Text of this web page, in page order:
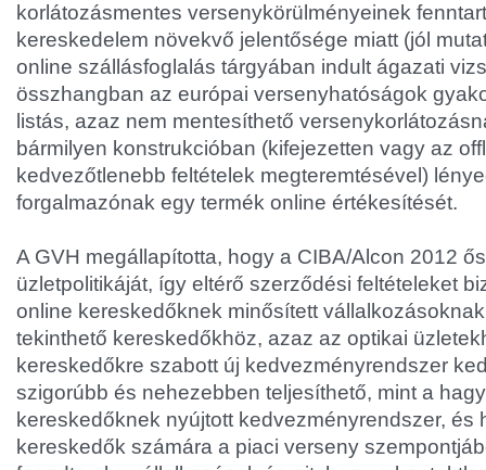
korlátozásmentes versenykörülményeinek
kereskedelem növekvő jelentősége miatt (jól
online szállásfoglalás tárgyában indult ágazati
összhangban az európai versenyhatóságok
listás, azaz nem mentesíthető
bármilyen konstrukcióban (kifejezetten vagy az
kedvezőtlenebb feltételek megteremtésével)
forgalmazónak egy termék online értékesítését.
A GVH megállapította, hogy a CIBA/Alcon 2012
üzletpolitikáját, így eltérő szerződési feltételeket
online kereskedőknek minősített
tekinthető kereskedőkhöz, azaz az optikai
kereskedőkre szabott új kedvezményrendszer
szigorúbb és nehezebben teljesíthető, mint a
kereskedőknek nyújtott kedvezményrendszer, és
kereskedők számára a piaci verseny